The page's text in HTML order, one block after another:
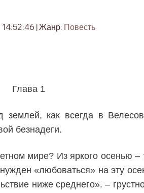
14:52:46 | Жанр: Повесть
Глава 1
как всегда в
безнадеги.
мире? Из яркого осенью
«любоваться» на эту
ниже среднего». –